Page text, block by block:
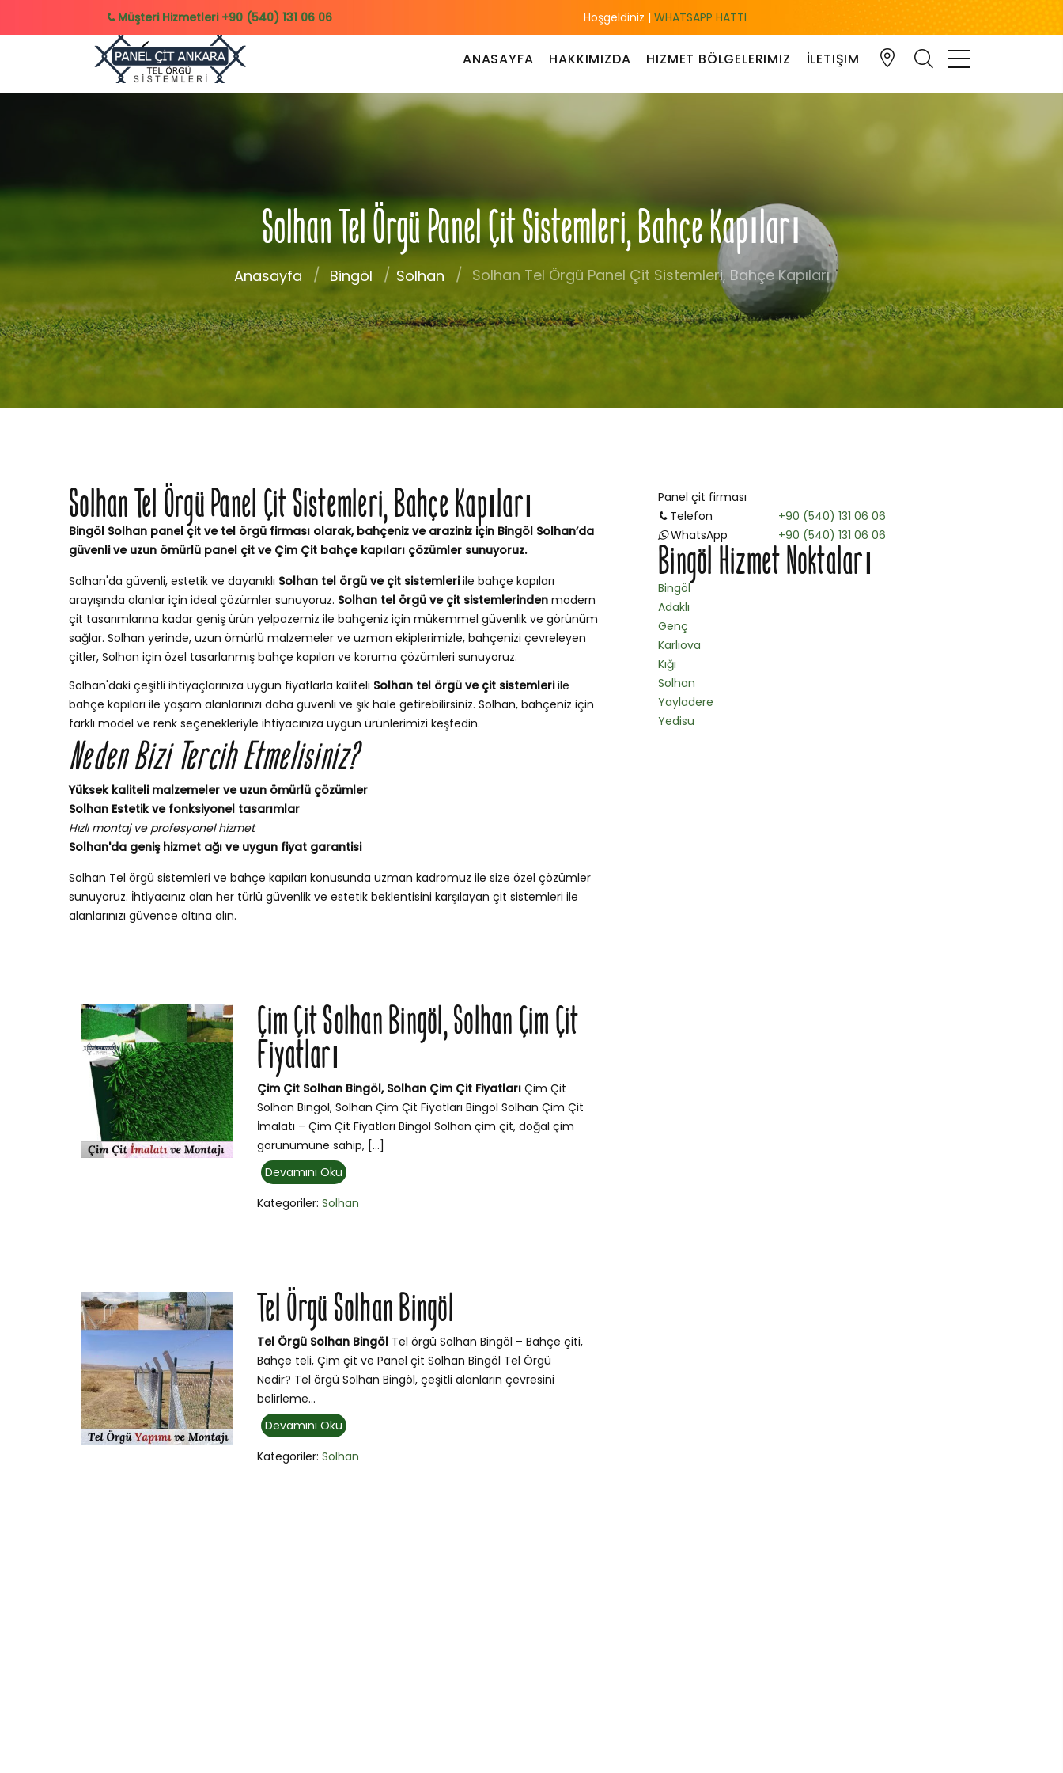
Müşteri Hizmetleri +90 (540) 131 06 06 Hoşgeldiniz | WHATSAPP HATTI
ANASAYFA HAKKIMIZDA HIZMET BÖLGELERIMIZ İLETIŞIM
Solhan Tel Örgü Panel Çit Sistemleri, Bahçe Kapıları
Anasayfa Bingöl Solhan Solhan Tel Örgü Panel Çit Sistemleri, Bahçe Kapıları
Panel çit firması
Telefon
+90 (540) 131 06 06
WhatsApp
+90 (540) 131 06 06
Bingöl Hizmet Noktaları
Bingöl
Adaklı
Genç
Karlıova
Kığı
Solhan
Yayladere
Yedisu
Solhan Tel Örgü Panel Çit Sistemleri, Bahçe Kapıları
Bingöl Solhan panel çit ve tel örgü firması olarak, bahçeniz ve araziniz için Bingöl Solhan’da
güvenli ve uzun ömürlü panel çit ve Çim Çit bahçe kapıları çözümler sunuyoruz.
Solhan'da güvenli, estetik ve dayanıklı Solhan tel örgü ve çit sistemleriile bahçe kapıları
arayışında olanlar için ideal çözümler sunuyoruz. Solhan tel örgü ve çit sistemlerinden modern
çit tasarımlarına kadar geniş ürün yelpazemiz ile bahçeniz için mükemmel güvenlik ve görünüm
sağlar. Solhan yerinde, uzun ömürlü malzemeler ve uzman ekiplerimizle, bahçenizi çevreleyen
çitler, Solhan için özel tasarlanmış bahçe kapıları ve koruma çözümleri sunuyoruz.
Solhan'daki çeşitli ihtiyaçlarınıza uygun fiyatlarla kaliteli Solhan tel örgü ve çit sistemleriile
bahçe kapıları ile yaşam alanlarınızı daha güvenli ve şık hale getirebilirsiniz. Solhan, bahçeniz için
farklı model ve renk seçenekleriyle ihtiyacınıza uygun ürünlerimizi keşfedin.
Neden Bizi Tercih Etmelisiniz?
Yüksek kaliteli malzemeler ve uzun ömürlü çözümler
Solhan Estetik ve fonksiyonel tasarımlar
Hızlı montaj ve profesyonel hizmet
Solhan'da geniş hizmet ağı ve uygun fiyat garantisi
Solhan Tel örgü sistemleri ve bahçe kapıları konusunda uzman kadromuz ile size özel çözümler
sunuyoruz. İhtiyacınız olan her türlü güvenlik ve estetik beklentisini karşılayan çit sistemleri ile
alanlarınızı güvence altına alın.
Çim Çit Solhan Bingöl, Solhan Çim Çit
Fiyatları
Çim Çit Solhan Bingöl, Solhan Çim Çit Fiyatları Çim Çit
Solhan Bingöl, Solhan Çim Çit Fiyatları Bingöl Solhan Çim Çit
İmalatı – Çim Çit Fiyatları Bingöl Solhan çim çit, doğal çim
görünümüne sahip, […]
Devamını Oku
Kategoriler:Solhan
Tel Örgü Solhan Bingöl
Tel Örgü Solhan Bingöl Tel örgü Solhan Bingöl – Bahçe çiti,
Bahçe teli, Çim çit ve Panel çit Solhan Bingöl Tel Örgü
Nedir? Tel örgü Solhan Bingöl, çeşitli alanların çevresini
belirleme...
Devamını Oku
Kategoriler:Solhan